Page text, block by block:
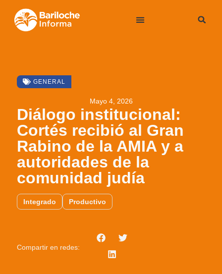
GENERAL
Mayo 4, 2026
Diálogo institucional:
Cortés recibió al Gran
Rabino de la AMIA y a
autoridades de la
comunidad judía
Integrado Productivo
Compartir en redes: